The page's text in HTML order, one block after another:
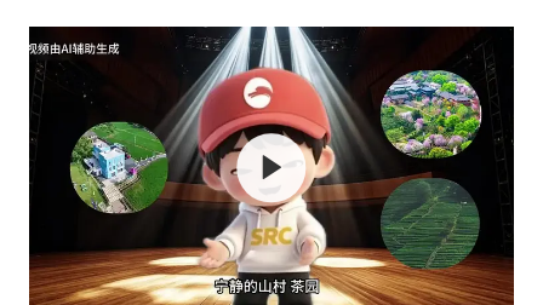
中国“五箭齐发”反制美国
感觉全东北都在等7号
多地要求领导干部带头休假
奋进开新局 实干挑大梁